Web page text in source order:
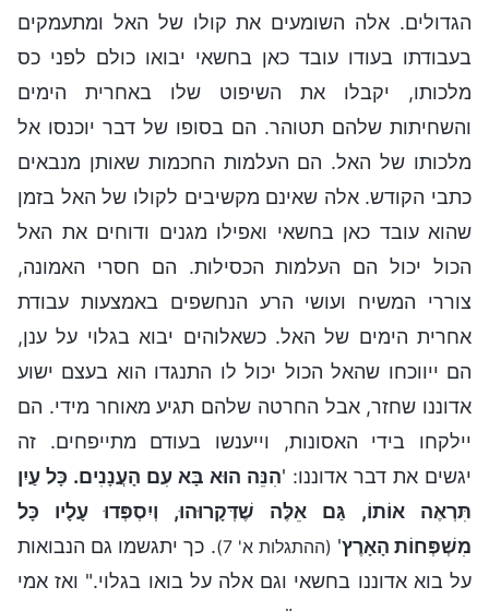
הגדולים. אלה השומעים את קולו של האל ומתעמקים
בעבודתו בעודו עובד כאן בחשאי יבואו כולם לפני כס
מלכותו, יקבלו את השיפוט שלו באחרית הימים
והשחיתות שלהם תטוהר. הם בסופו של דבר יוכנסו אל
מלכותו של האל. הם העלמות החכמות שאותן מנבאים
כתבי הקודש. אלה שאינם מקשיבים לקולו של האל בזמן
שהוא עובד כאן בחשאי ואפילו מגנים ודוחים את האל
הכול יכול הם העלמות הכסילות. הם חסרי האמונה,
צוררי המשיח ועושי הרע הנחשפים באמצעות עבודת
אחרית הימים של האל. כשאלוהים יבוא בגלוי על ענן,
הם ייווכחו שהאל הכול יכול לו התנגדו הוא בעצם ישוע
אדוננו שחזר, אבל החרטה שלהם תגיע מאוחר מידי. הם
יילקחו בידי האסונות, וייענשו בעודם מתייפחים. זה
יגשים את דבר אדוננו: 'הִנֵּה הוּא בָּא עִם הָעֲנָנִים. כָּל עַיִן
תִּרְאֶה אוֹתוֹ, גַּם אֵלֶּה שֶׁדְּקָרוּהוּ, וְיִסְפְּדוּ עָלָיו כָּל
מִשְׁפְּחוֹת הָאָרֶץ' (ההתגלות א' 7)
. כך יתגשמו גם הנבואות
על בוא אדוננו בחשאי וגם אלה על בואו בגלוי." ואז אמי